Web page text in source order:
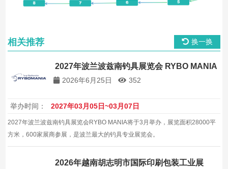
相关推荐 换一换
2027年波兰波兹南钓具展览会 RYBO MANIA
2026年6月25日 352
举办时间： 2027年03月05日~03月07日
2027年波兰波兹南钓具展览会RYBO MANIA将于3月举办，展览面积28000平
方米，600家展商参展，是波兰最大的钓具专业展览会。
2026年越南胡志明市国际印刷包装工业展